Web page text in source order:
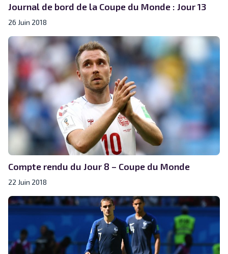
Journal de bord de la Coupe du Monde : Jour 13
26 Juin 2018
Compte rendu du Jour 8 – Coupe du Monde
22 Juin 2018